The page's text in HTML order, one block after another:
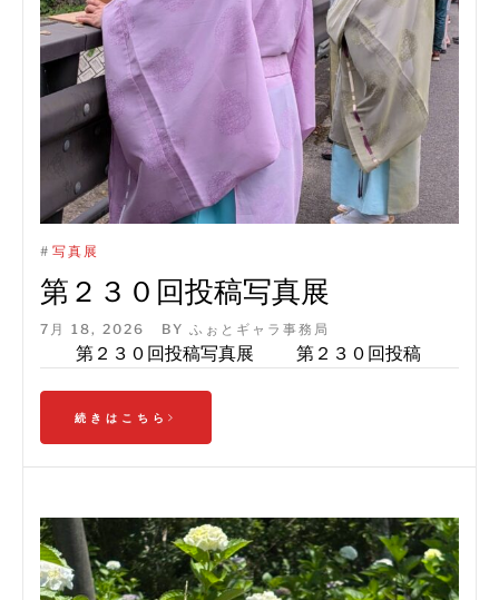
# 写真展
第２３０回投稿写真展
7月 18, 2026 BY ふぉとギャラ事務局
第２３０回投稿写真展 第２３０回投稿
続きはこちら